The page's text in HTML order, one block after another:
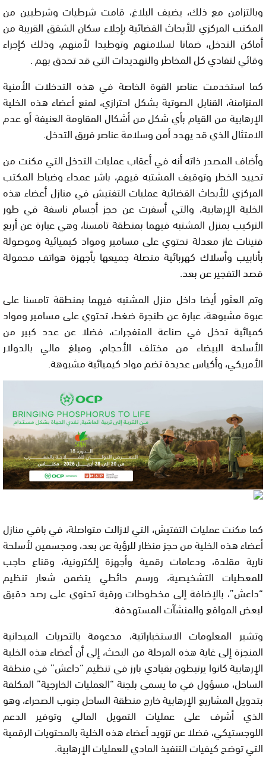
وبالتزامن مع ذلك، يضيف البلاغ، قامت شرطيات وشرطيين من
المكتب المركزي للأبحاث القضائية بإجلاء سكان الشقق القريبة من
أماكن التدخل، ضمانا لسلامتهم وتوطيدا لأمنهم، وذلك كإجراء
وقائي لتفادي كل المخاطر والتهديدات التي قد تحدق بهم .
كما استخدمت عناصر القوة الخاصة في هذه التدخلات الأمنية
المتزامنة، القنابل الصوتية بشكل احترازي، لمنع أعضاء هذه الخلية
الإرهابية من القيام بأي شكل من أشكال المقاومة العنيفة أو عدم
الامتثال الذي قد يهدد أمن وسلامة عناصر فريق التدخل.
وأضاف المصدر ذاته أنه في أعقاب عمليات التدخل التي مكنت من
تحييد الخطر وتوقيف المشتبه فيهم، باشر عمداء وضباط المكتب
المركزي للأبحاث القضائية عمليات التفتيش في منازل أعضاء هذه
الخلية الإرهابية، والتي أسفرت عن حجز أجسام ناسفة في طور
التركيب بمنزل المشتبه فيهما بمنطقة تامسنا، وهي عبارة عن أربع
قنينات غاز معدلة تحتوي على مسامير ومواد كيميائية وموصولة
بأنابيب وأسلاك كهربائية متصلة جميعها بأجهزة هواتف محمولة
قصد التفجير عن بعد.
وتم العثور أيضا داخل منزل المشتبه فيهما بمنطقة تامسنا على
عبوة مشبوهة، عبارة عن طنجرة ضغط، تحتوي على مسامير ومواد
كميائية تدخل في صناعة المتفجرات، فضلا عن عدد كبير من
الأسلحة البيضاء من مختلف الأحجام، ومبلغ مالي بالدولار
الأمريكي، وأكياس عديدة تضم مواد كيميائية مشبوهة.
كما مكنت عمليات التفتيش، التي لازالت متواصلة، في باقي منازل
أعضاء هذه الخلية من حجز منظار للرؤية عن بعد، ومجسمين لأسلحة
نارية مقلدة، ودعامات رقمية وأجهزة إلكترونية، وقناع حاجب
للمعطيات التشخيصية، ورسم حائطي يتضمن شعار تنظيم
“داعش”، بالإضافة إلى مخطوطات ورقية تحتوي على رصد دقيق
لبعض المواقع والمنشآت المستهدفة.
وتشير المعلومات الاستخباراتية، مدعومة بالتحريات الميدانية
المنجزة إلى غاية هذه المرحلة من البحث، إلى أن أعضاء هذه الخلية
الإرهابية كانوا يرتبطون بقيادي بارز في تنظيم “داعش” في منطقة
الساحل، مسؤول في ما يسمى بلجنة “العمليات الخارجية” المكلفة
بتدويل المشاريع الإرهابية خارج منطقة الساحل جنوب الصحراء، وهو
الذي أشرف على عمليات التمويل المالي وتوفير الدعم
اللوجستيكي، فضلا عن تزويد أعضاء هذه الخلية بالمحتويات الرقمية
التي توضح كيفيات التنفيذ المادي للعمليات الإرهابية.